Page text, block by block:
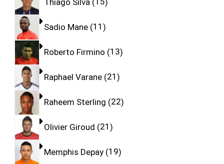
Sadio Mane 11
Roberto Firmino 13
Raphael Varane 21
Raheem Sterling 22
Olivier Giroud 21
Memphis Depay 19